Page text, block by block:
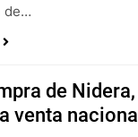
de…
de
venta